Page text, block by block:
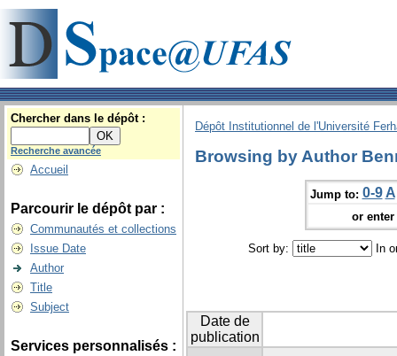
Chercher dans le dépôt :
Recherche avancée
Accueil
Parcourir le dépôt par :
Communautés et collections
Issue Date
Author
Title
Subject
Services personnalisés :
Dépôt Institutionnel de l'Université
Browsing by Author
Jump to: 0-9 A
or
Sort by: In
Date de
publication